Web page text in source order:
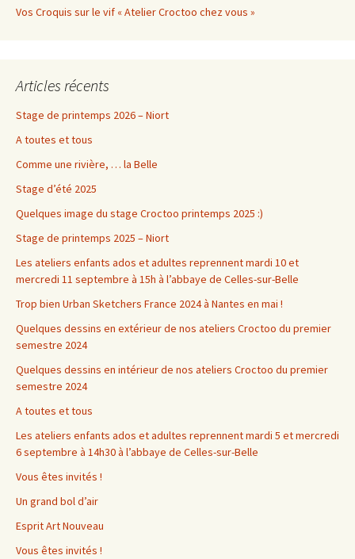
Vos Croquis sur le vif « Atelier Croctoo chez vous »
Articles récents
Stage de printemps 2026 – Niort
A toutes et tous
Comme une rivière, … la Belle
Stage d’été 2025
Quelques image du stage Croctoo printemps 2025 :)
Stage de printemps 2025 – Niort
Les ateliers enfants ados et adultes reprennent mardi 10 et
mercredi 11 septembre à 15h à l’abbaye de Celles-sur-Belle
Trop bien Urban Sketchers France 2024 à Nantes en mai !
Quelques dessins en extérieur de nos ateliers Croctoo du premier
semestre 2024
Quelques dessins en intérieur de nos ateliers Croctoo du premier
semestre 2024
A toutes et tous
Les ateliers enfants ados et adultes reprennent mardi 5 et mercredi
6 septembre à 14h30 à l’abbaye de Celles-sur-Belle
Vous êtes invités !
Un grand bol d’air
Esprit Art Nouveau
Vous êtes invités !